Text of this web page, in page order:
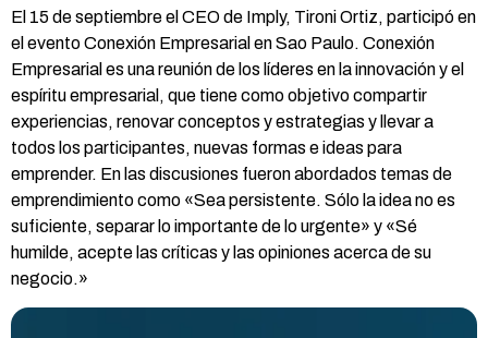
El 15 de septiembre el CEO de Imply, Tironi Ortiz, participó en
el evento Conexión Empresarial en Sao Paulo. Conexión
Empresarial es una reunión de los líderes en la innovación y el
espíritu empresarial, que tiene como objetivo compartir
experiencias, renovar conceptos y estrategias y llevar a
todos los participantes, nuevas formas e ideas para
emprender. En las discusiones fueron abordados temas de
emprendimiento como «Sea persistente. Sólo la idea no es
suficiente, separar lo importante de lo urgente» y «Sé
humilde, acepte las críticas y las opiniones acerca de su
negocio.»